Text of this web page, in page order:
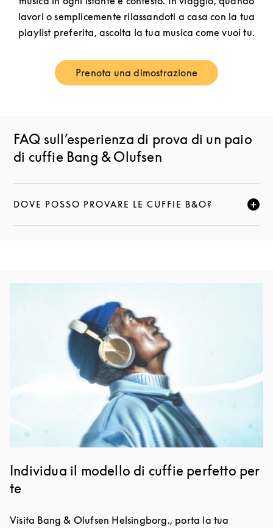
lavori o semplicemente rilassandoti a casa con la tua
playlist preferita, ascolta la tua musica come vuoi tu.
Prenota una dimostrazione
Link Opens in New Tab
FAQ sull’esperienza di prova di un paio
di cuffie Bang & Olufsen
DOVE POSSO PROVARE LE CUFFIE B&O?
FAI CLIC PER ESPANDERE QUESTA DESCRIZIONE E
Individua il modello di cuffie perfetto per
te
Visita Bang & Olufsen Helsingborg., porta la tua